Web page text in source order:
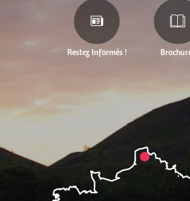
Restez Informés !